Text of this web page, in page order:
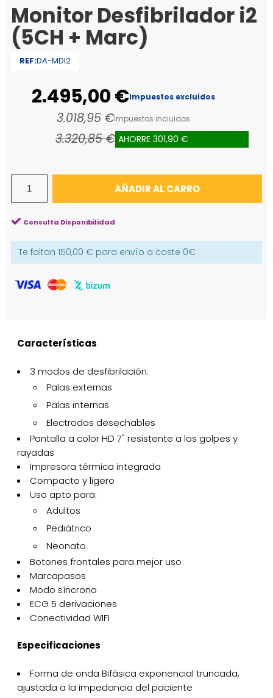
Monitor Desfibrilador i2
(5CH + Marc)
REF:DA-MDI2
2.495,00 €Impuestos excluidos
3.018,95 €Impuestos incluidos
3.320,85 € AHORRE 301,90 €
AÑADIR AL CARRO
Consulta Disponibilidad
Te faltan 150,00 € para envío a coste 0€
Características
3 modos de desfibrilación:
Palas externas
Palas internas
Electrodos desechables
Pantalla a color HD 7" resistente a los golpes y
rayadas
Impresora térmica integrada
Compacto y ligero
Uso apto para:
Adultos
Pediátrico
Neonato
Botones frontales para mejor uso
Marcapasos
Modo síncrono
ECG 5 derivaciones
Conectividad WIFI
Especificaciones
Forma de onda Bifásica exponencial truncada,
ajustada a la impedancia del paciente